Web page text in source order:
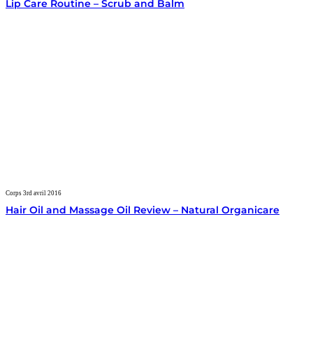
Lip Care Routine – Scrub and Balm
Corps 3rd avril 2016
Hair Oil and Massage Oil Review – Natural Organicare